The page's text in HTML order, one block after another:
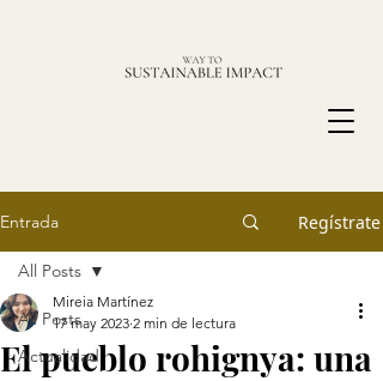
Entrada Regístrate
All Posts
Actualidad
All Posts
El pueblo rohignya: una
Mireia Martínez
17 may 2023 2 min de lectura